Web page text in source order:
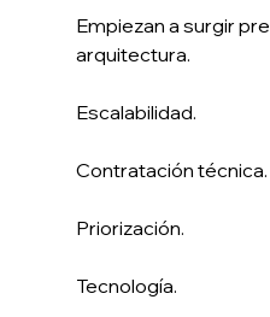
Empiezan a surgir
arquitectura.
Escalabilidad.
Contratación técnica.
Priorización.
Tecnología.